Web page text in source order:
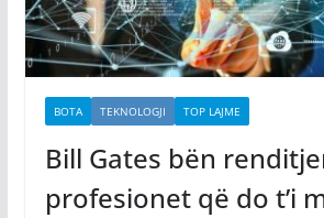
BOTA TEKNOLOGJI TOP LAJME
Bill Gates bën
profesionet që do t’i